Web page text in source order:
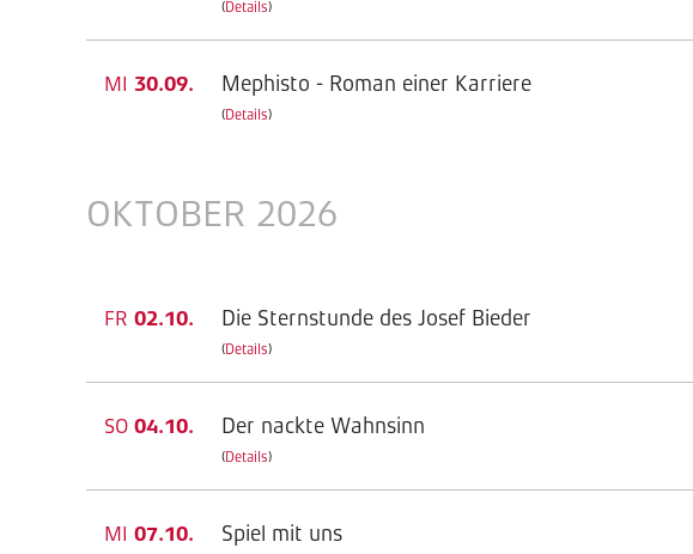
(Details)
MI 30.09. Mephisto - Roman einer Karriere
(Details)
OKTOBER 2026
FR 02.10. Die Sternstunde des Josef Bieder
(Details)
SO 04.10. Der nackte Wahnsinn
(Details)
MI 07.10. Spiel mit uns